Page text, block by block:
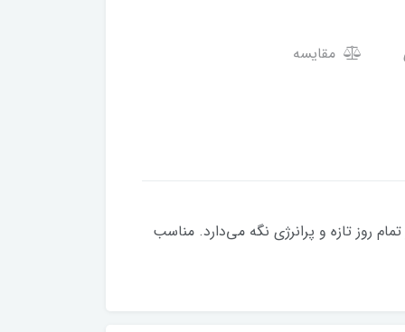
مقایسه
شما را در تمام روز تازه و پرانرژی نگه می‌دارد. مناسب